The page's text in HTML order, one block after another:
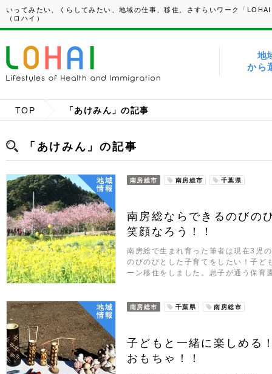
いってみたい、くらしてみたい、地域の仕事、移住、さすらいワーク「
（ロハイ）
地
から
TOP 「あけみん」の記事
「あけみん」の記事
地域
情報
南房総市 南房総市 千葉県
南房総ならできるのびの
笑顔なろう！！
南房総で生まれ育った筆者は現在3児
のびのびとした子育てをしたい！子ど
ーン移住をしました。息子が通う保
地域
情報
南房総市 千葉県 南房総市
子どもと一緒に楽しめる
おもちゃ！！